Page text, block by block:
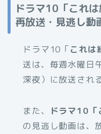
ドラマ10「これ
再放送・見逃し動
ドラマ10「これは
送は、毎週水曜日
深夜）に放送され
また、
ドラマ10「
の見逃し動画は、